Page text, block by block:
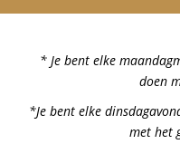
* Je bent elke
doen
*Je bent elke
met het